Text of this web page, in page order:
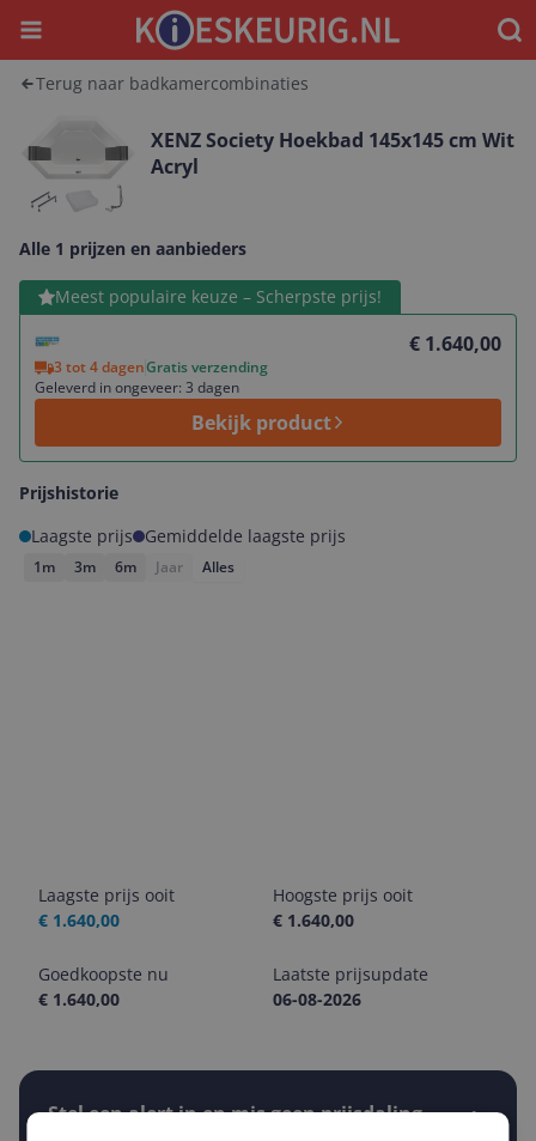
Menu
Terug naar badkamercombinaties
XENZ Society Hoekbad 145x145 cm Wit
Acryl
Alle 1 prijzen en aanbieders
Meest populaire keuze – Scherpste prijs!
€ 1.640,00
3 tot 4 dagenGratis verzending
Geleverd in ongeveer: 3 dagen
Bekijk product
Bekijk product
Prijshistorie
Laagste prijs
Gemiddelde laagste prijs
1m 3m 6m Jaar Alles
Laagste prijs ooit
€ 1.640,00
Hoogste prijs ooit
€ 1.640,00
Goedkoopste nu
€ 1.640,00
Laatste prijsupdate
06-08-2026
Stel een alert in en mis geen prijsdaling